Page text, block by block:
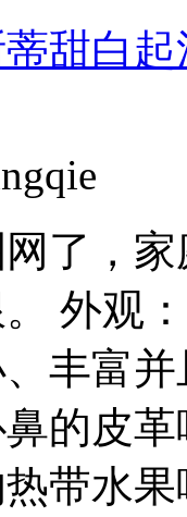
甜白起
了，
外观
丰富
的皮
带水